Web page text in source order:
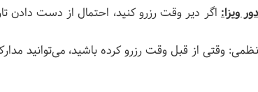
ویزا:اگر دیر وقت رزرو کنید، احتمال از دست دادن
وقتی از قبل وقت رزرو کرده باشید، می‌توانید